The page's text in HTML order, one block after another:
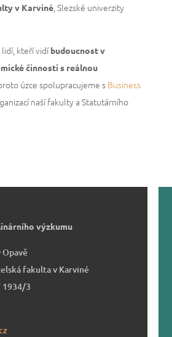
v Karviné, Slezské univerzity
kteří vidíbudoucnost v
činnosti s reálnou
úzce spolupracujeme s Business
naší fakulty a Statutárního
výzkumu
fakulta v Karviné
1934/3